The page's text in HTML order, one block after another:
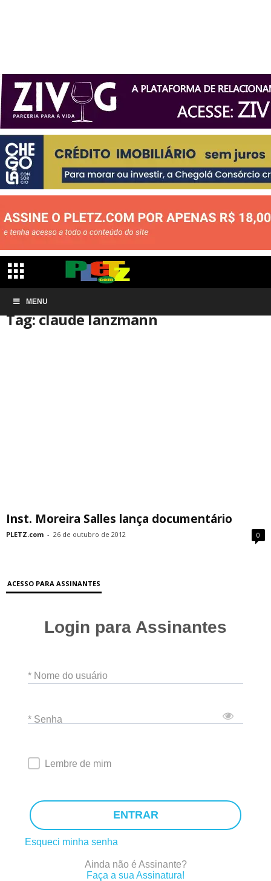
MENU
Início Tags
Tag: claude lanzmann
Inst. Moreira Salles lança documentário
PLETZ.com - 26 de outubro de 2012 0
ACESSO PARA ASSINANTES
Login para Assinantes
* Nome do usuário
* Senha
Lembre de mim
ENTRAR
Esqueci minha senha
Ainda não é Assinante?
Faça a sua Assinatura!